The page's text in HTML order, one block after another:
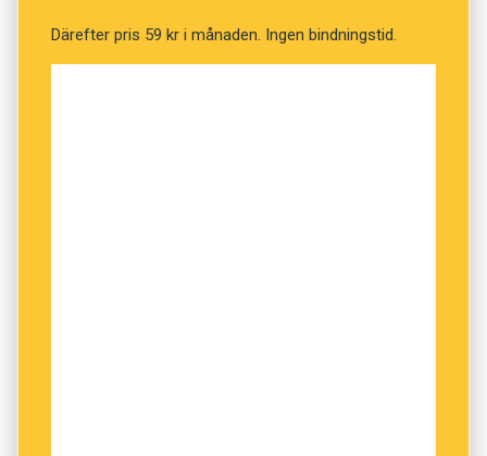
Därefter pris 59 kr i månaden. Ingen bindningstid.